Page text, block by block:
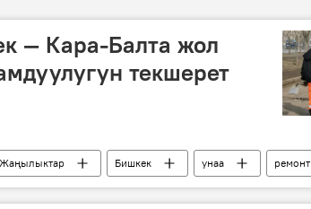
— Кара-Балта жол
текшерет
Жаңылыктар Бишкек унаа
ремонт